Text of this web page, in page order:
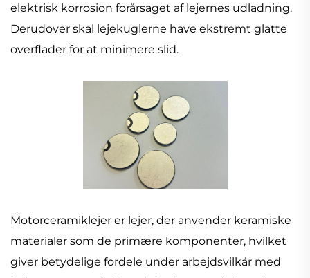
elektrisk korrosion forårsaget af lejernes udladning.
Derudover skal lejekuglerne have ekstremt glatte
overflader for at minimere slid.
Motorceramiklejer er lejer, der anvender keramiske
materialer som de primære komponenter, hvilket
giver betydelige fordele under arbejdsvilkår med